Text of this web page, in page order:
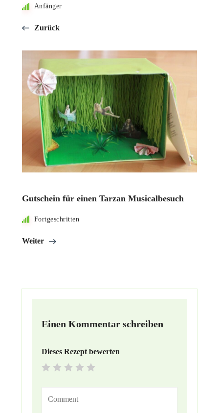
Anfänger
Zurück
Gutschein für einen Tarzan Musicalbesuch
Fortgeschritten
Weiter
Einen Kommentar schreiben
Dieses Rezept bewerten